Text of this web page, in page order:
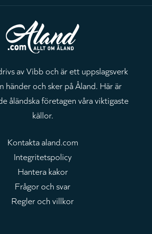
av Vibb och är ett uppslagsverk
händer och sker på Åland. Här är
åländska företagen våra viktigaste
källor.
Kontakta aland.com
Integritetspolicy
Hantera kakor
Frågor och svar
Regler och villkor